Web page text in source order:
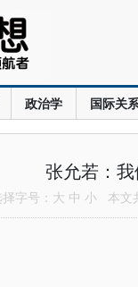
政治学 国际关
张允若：
字号： 大 中 小 本文